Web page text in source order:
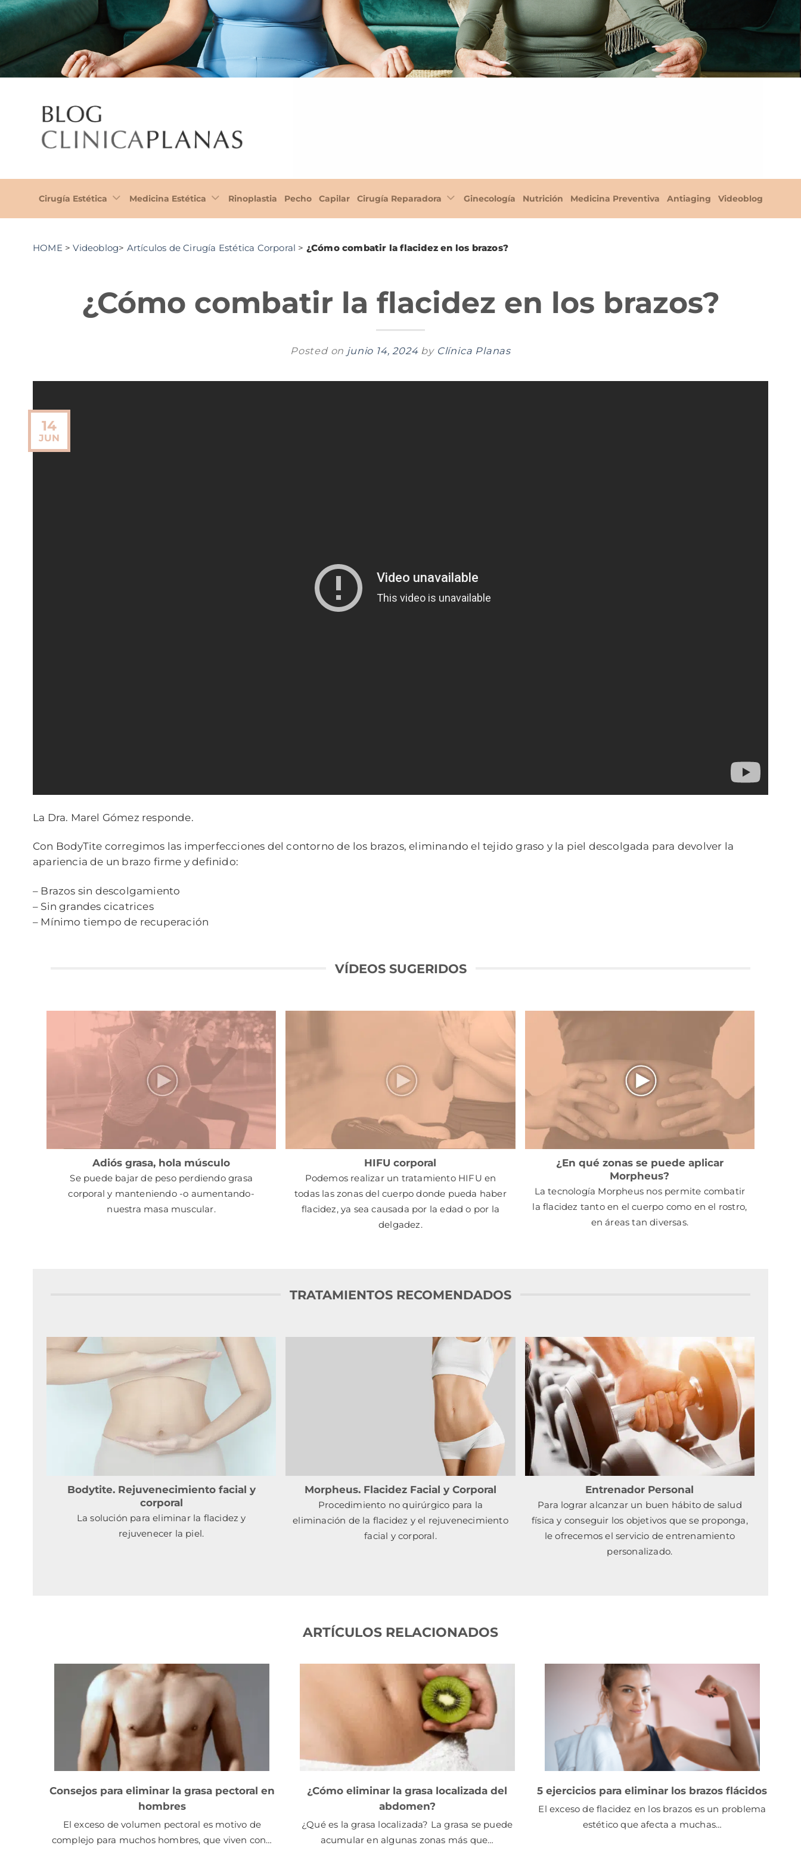
Cirugía Estética Medicina Estética Rinoplastia Pecho Capilar Cirugía Reparadora Ginecología Nutrición Medicina Preventiva Antiaging Videoblog
HOME >Videoblog> Artículos de Cirugía Estética Corporal > ¿Cómo combatir la flacidez en los brazos?
¿Cómo combatir la flacidez en los brazos?
Posted on junio 14, 2024 by Clínica Planas
14
JUN
La Dra. Marel Gómez responde.
Con BodyTite corregimos las imperfecciones del contorno de los brazos, eliminando el tejido graso y la piel descolgada para devolver la
apariencia de un brazo firme y definido:
– Brazos sin descolgamiento
– Sin grandes cicatrices
– Mínimo tiempo de recuperación
VÍDEOS SUGERIDOS
Adiós grasa, hola músculo
Se puede bajar de peso perdiendo grasa
corporal y manteniendo -o aumentando-
nuestra masa muscular.
HIFU corporal
Podemos realizar un tratamiento HIFU en
todas las zonas del cuerpo donde pueda haber
flacidez, ya sea causada por la edad o por la
delgadez.
¿En qué zonas se puede aplicar
Morpheus?
La tecnología Morpheus nos permite combatir
la flacidez tanto en el cuerpo como en el rostro,
en áreas tan diversas.
TRATAMIENTOS RECOMENDADOS
Bodytite. Rejuvenecimiento facial y
corporal
La solución para eliminar la flacidez y
rejuvenecer la piel.
Morpheus. Flacidez Facial y Corporal
Procedimiento no quirúrgico para la
eliminación de la flacidez y el rejuvenecimiento
facial y corporal.
Entrenador Personal
Para lograr alcanzar un buen hábito de salud
física y conseguir los objetivos que se proponga,
le ofrecemos el servicio de entrenamiento
personalizado.
ARTÍCULOS RELACIONADOS
Consejos para eliminar la grasa pectoral en
hombres
El exceso de volumen pectoral es motivo de
complejo para muchos hombres, que viven con…
¿Cómo eliminar la grasa localizada del
abdomen?
¿Qué es la grasa localizada? La grasa se puede
acumular en algunas zonas más que…
5 ejercicios para eliminar los brazos flácidos
El exceso de flacidez en los brazos es un problema
estético que afecta a muchas…